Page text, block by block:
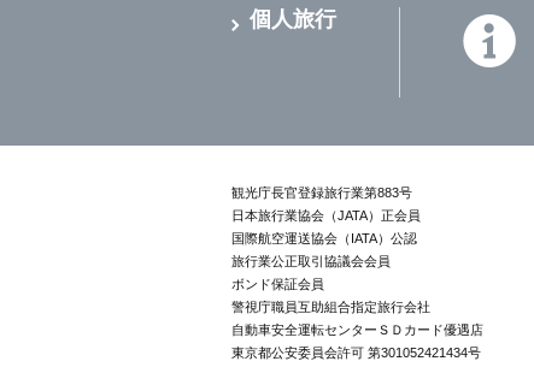
個人旅行
観光庁長官登録旅行業第883号
日本旅行業協会（JATA）正会員
国際航空運送協会（IATA）公認
旅行業公正取引協議会会員
ボンド保証会員
警視庁職員互助組合指定旅行会社
自動車安全運転センターＳＤカード優遇店
東京都公安委員会許可 第301052421434号